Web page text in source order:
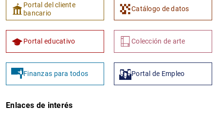
Portal del cliente
bancario
Catálogo de datos
Portal educativo Colección de arte
Finanzas para todos Portal de Empleo
Enlaces de interés